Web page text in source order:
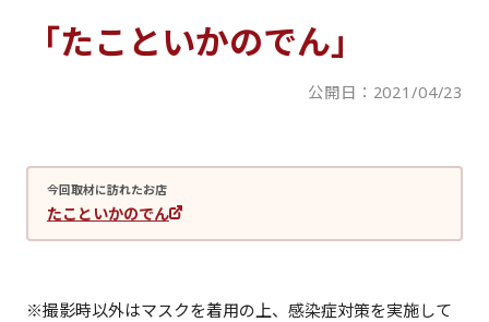
「たこといかのでん」
公開日： 2021/04/23
今回取材に訪れたお店
たこといかのでん
※撮影時以外はマスクを着用の上、感染症対策を実施して